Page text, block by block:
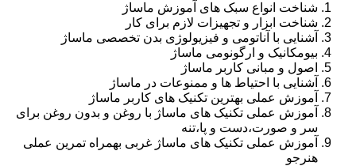
شناخت انواع سبک های آموزش ماساژ
شناخت ابزار و تجهیزات لازم برای کار
آشنایی با آناتومی و فیزیولوژی بدن تخصصی ماساژ
بیومکانیک و ارگونومی ماساژ
اصول و مبانی کاربر ماساژ
آشنایی با احتیاط ها و ممنوعات در ماساژ
آموزش عملی بهترین تکنیک های کاربر ماساژ
آموزش عملی تکنیک های ماساژ با روغن و بدون روغن برای
سر و صورت،دست و پا،تنه
آموزش عملی تکنیک های ماساژ غربی بهمراه تمرین عملی
هنرجو